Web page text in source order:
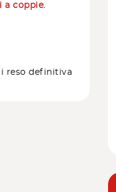
a coppie.
reso definitiva